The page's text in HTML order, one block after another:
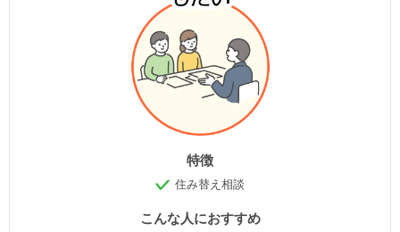
特徴
住み替え相談
こんな人におすすめ